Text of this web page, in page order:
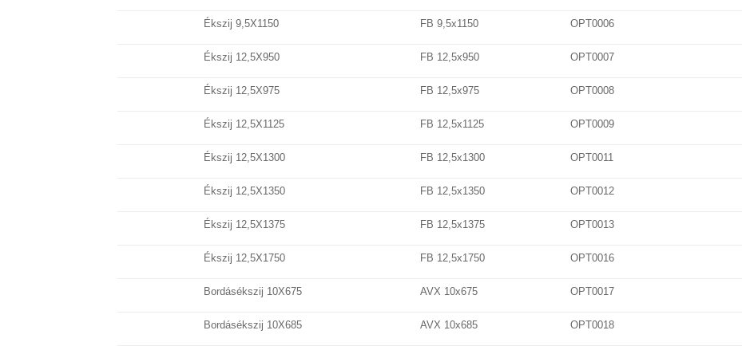
Ékszij 9,5X1150 FB 9,5x1150 OPT0006
Ékszij 12,5X950 FB 12,5x950 OPT0007
Ékszij 12,5X975 FB 12,5x975 OPT0008
Ékszij 12,5X1125 FB 12,5x1125 OPT0009
Ékszij 12,5X1300 FB 12,5x1300 OPT0011
Ékszij 12,5X1350 FB 12,5x1350 OPT0012
Ékszij 12,5X1375 FB 12,5x1375 OPT0013
Ékszij 12,5X1750 FB 12,5x1750 OPT0016
Bordásékszij 10X675 AVX 10x675 OPT0017
Bordásékszij 10X685 AVX 10x685 OPT0018